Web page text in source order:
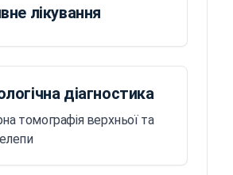
лікування
діагностика
томографія верхньої та